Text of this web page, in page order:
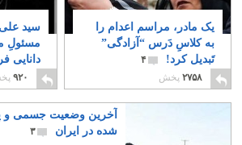
یک مادر، مراسم اعدام را
به کلاسِ دَرس “آزادگی”
تَبدیل کرد!
۴
۲۷۵۸ پخش
سید
مسئولِ
دانایی
۹۲۰
آخرین وضعیت جسمی و
شده در ایران
۳